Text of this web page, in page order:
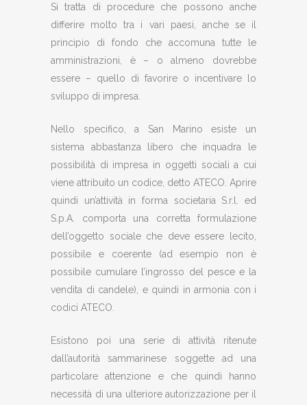
Si tratta di procedure che possono anche
differire molto tra i vari paesi, anche se il
principio di fondo che accomuna tutte le
amministrazioni, è – o almeno dovrebbe
essere – quello di favorire o incentivare lo
sviluppo di impresa.
Nello specifico, a San Marino esiste un
sistema abbastanza libero che inquadra le
possibilità di impresa in oggetti sociali a cui
viene attribuito un codice, detto ATECO. Aprire
quindi un’attività in forma societaria S.r.l. ed
S.p.A. comporta una corretta formulazione
dell’oggetto sociale che deve essere lecito,
possibile e coerente (ad esempio non è
possibile cumulare l’ingrosso del pesce e la
vendita di candele), e quindi in armonia con i
codici ATECO.
Esistono poi una serie di attività ritenute
dall’autorità sammarinese soggette ad una
particolare attenzione e che quindi hanno
necessità di una ulteriore autorizzazione per il